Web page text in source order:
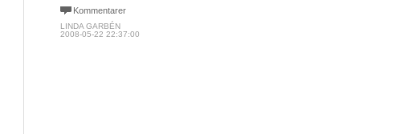
Kommentarer
LINDA GARBÉN
2008-05-22 22:37:00